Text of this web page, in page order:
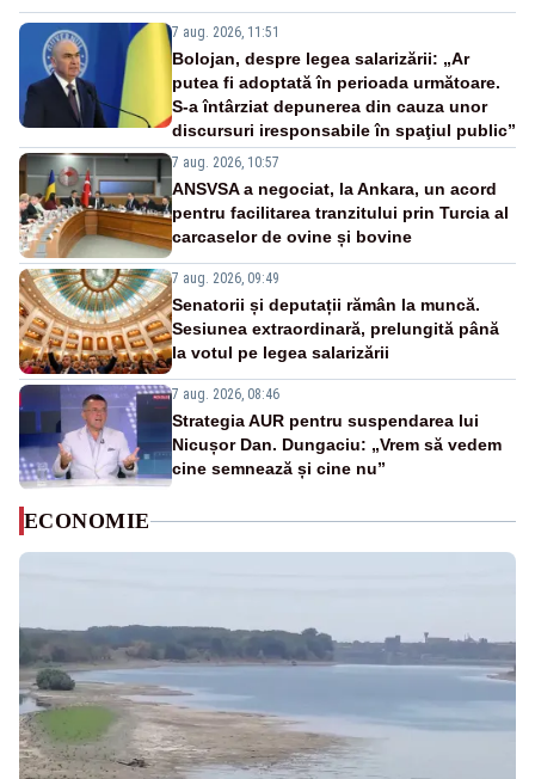
7 aug. 2026, 11:51
Bolojan, despre legea salarizării: „Ar
putea fi adoptată în perioada următoare.
S-a întârziat depunerea din cauza unor
discursuri iresponsabile în spaţiul public”
7 aug. 2026, 10:57
ANSVSA a negociat, la Ankara, un acord
pentru facilitarea tranzitului prin Turcia al
carcaselor de ovine și bovine
7 aug. 2026, 09:49
Senatorii și deputații rămân la muncă.
Sesiunea extraordinară, prelungită până
la votul pe legea salarizării
7 aug. 2026, 08:46
Strategia AUR pentru suspendarea lui
Nicușor Dan. Dungaciu: „Vrem să vedem
cine semnează și cine nu”
ECONOMIE